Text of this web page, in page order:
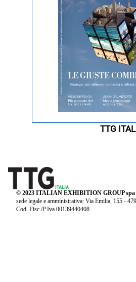
TTG
© 2023 ITALIAN EXHIBITION GROUP spa
sede legale e amministrativa: Via Emilia, 155 -
Cod. Fisc./P.Iva 00139440408.